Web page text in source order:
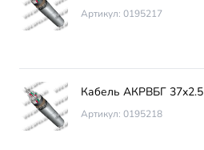
Артикул: 0195217
Кабель АКРВБГ 37х2.5
Артикул: 0195218